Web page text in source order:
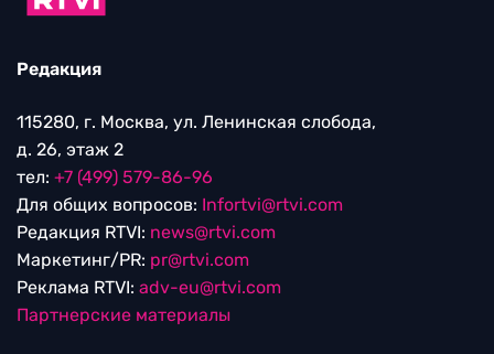
Редакция
115280, г. Москва, ул. Ленинская слобода,
д. 26, этаж 2
тел: +7 (499) 579-86-96
Для общих вопросов: Infortvi@rtvi.com
Редакция RTVI: news@rtvi.com
Маркетинг/PR: pr@rtvi.com
Реклама RTVI: adv-eu@rtvi.com
Партнерские материалы